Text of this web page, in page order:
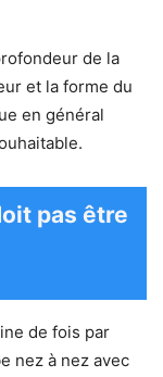
de la
et la forme du
en général
pas être
de fois par
nez à nez avec